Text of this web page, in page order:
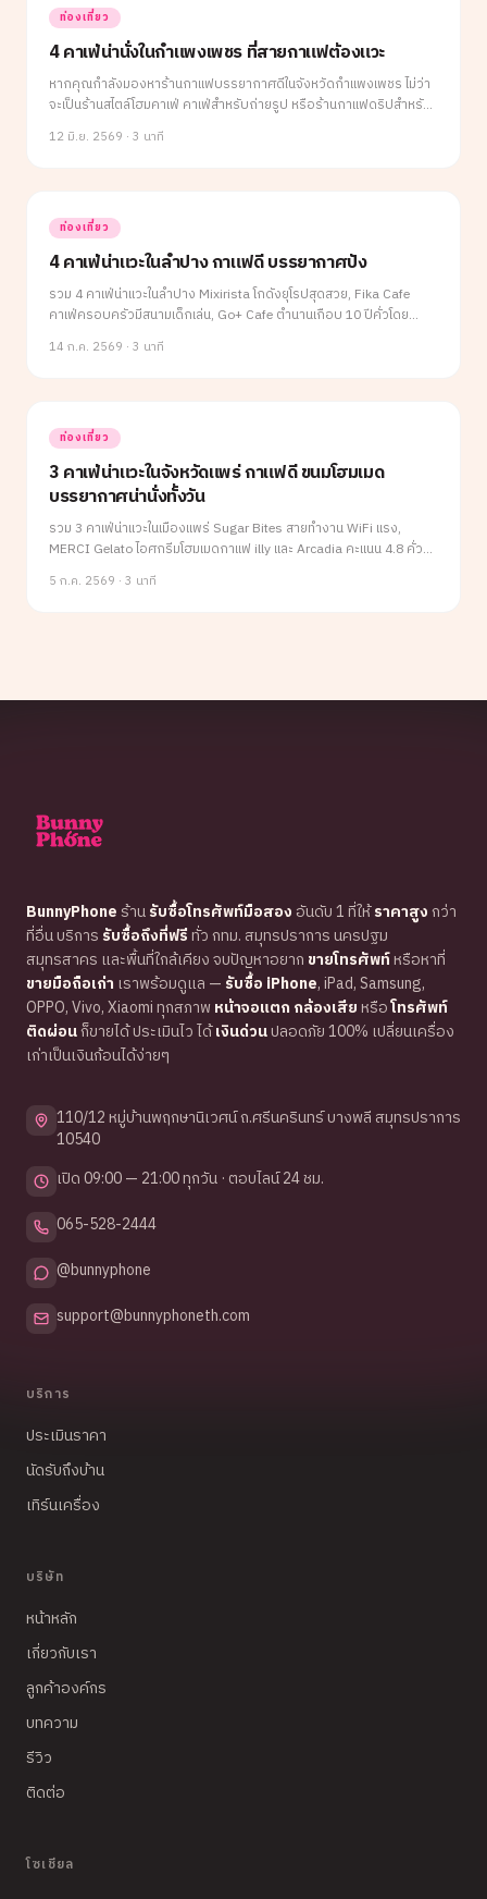
ท่องเที่ยว
4 คาเฟ่น่านั่งในกำแพงเพชร ที่สายกาแฟต้องแวะ
หากคุณกำลังมองหาร้านกาแฟบรรยากาศดีในจังหวัดกำแพงเพชร ไม่ว่า
จะเป็นร้านสไตล์โฮมคาเฟ่ คาเฟ่สำหรับถ่ายรูป หรือร้านกาแฟดริปสำหรับ
คอกาแฟตัวจริง บทความนี้ได้รวบรวม 4 คาเฟ่น่าสนใจที่มีเอกลักษณ์แตก
ต่างกัน แต่รับรองว่าได้ทั้งกาแฟดี บรรยากาศโดนใจ และมุมถ่ายรูปสวย ๆ
12 มิ.ย. 2569 · 3 นาที
ท่องเที่ยว
4 คาเฟ่น่าแวะในลำปาง กาแฟดี บรรยากาศปัง
รวม 4 คาเฟ่น่าแวะในลำปาง Mixirista โกดังยุโรปสุดสวย, Fika Cafe
คาเฟ่ครอบครัวมีสนามเด็กเล่น, Go+ Cafe ตำนานเกือบ 10 ปีคั่วโดย
Preda Roasting House และเหมยฮวาร้านอบอุ่นริมทาง สายกาแฟห้าม
พลาด
14 ก.ค. 2569 · 3 นาที
ท่องเที่ยว
3 คาเฟ่น่าแวะในจังหวัดแพร่ กาแฟดี ขนมโฮมเมด
บรรยากาศน่านั่งทั้งวัน
รวม 3 คาเฟ่น่าแวะในเมืองแพร่ Sugar Bites สายทำงาน WiFi แรง,
MERCI Gelato ไอศกรีมโฮมเมดกาแฟ illy และ Arcadia คะแนน 4.8 คั่ว
เมล็ดเองใช้กาแฟท้องถิ่นแพร่ แวะครบได้ในวันเดียว
5 ก.ค. 2569 · 3 นาที
BunnyPhoneร้านรับซื้อโทรศัพท์มือสอง อันดับ 1 ที่ให้ราคาสูงกว่า
ที่อื่น บริการ รับซื้อถึงที่ฟรีทั่ว กทม. สมุทรปราการ นครปฐม
สมุทรสาคร และพื้นที่ใกล้เคียง จบปัญหาอยาก ขายโทรศัพท์หรือหาที่
ขายมือถือเก่า เราพร้อมดูแล — รับซื้อ iPhone, iPad, Samsung,
OPPO, Vivo, Xiaomi ทุกสภาพ หน้าจอแตก กล้องเสียหรือโทรศัพท์
ติดผ่อนก็ขายได้ ประเมินไว ได้เงินด่วนปลอดภัย 100% เปลี่ยนเครื่อง
เก่าเป็นเงินก้อนได้ง่ายๆ
110/12 หมู่บ้านพฤกษานิเวศน์ ถ.ศรีนครินทร์ บางพลี สมุทรปราการ
10540
เปิด 09:00 — 21:00 ทุกวัน · ตอบไลน์ 24 ชม.
065-528-2444
@bunnyphone
support@bunnyphoneth.com
บริการ
ประเมินราคา
นัดรับถึงบ้าน
เทิร์นเครื่อง
บริษัท
หน้าหลัก
เกี่ยวกับเรา
ลูกค้าองค์กร
บทความ
รีวิว
ติดต่อ
โซเชียล